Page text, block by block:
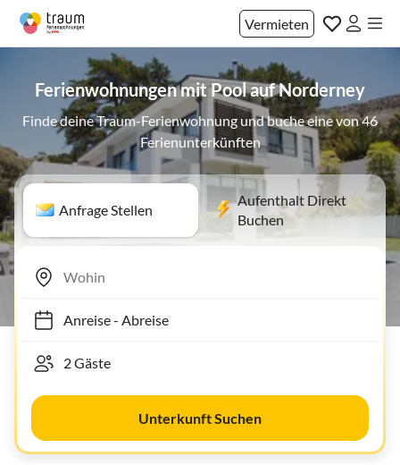
Vermieten
Ferienwohnungen mit Pool auf Norderney
Finde deine Traum-Ferienwohnung und buche eine von 46
Ferienunterkünften
Anfrage Stellen
Aufenthalt Direkt
Buchen
Anreise- Abreise
Unterkunft Suchen